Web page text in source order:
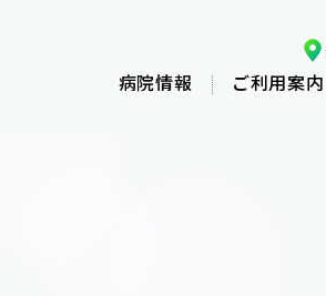
病院情報 ご利用案内